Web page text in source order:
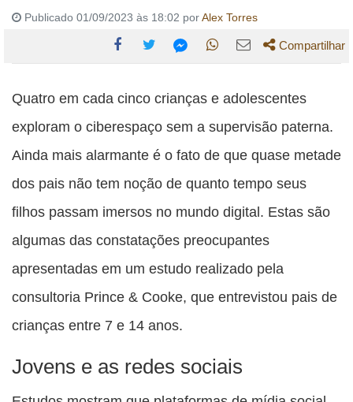
Publicado 01/09/2023 às 18:02 porAlex Torres
esta esta esta
publicação
esta
publicação
WhatsApp
esta
publicação
Email
Compartilhar
Quatro em cada cinco crianças e adolescentes
exploram o ciberespaço sem a supervisão paterna.
Ainda mais alarmante é o fato de que quase metade
dos pais não tem noção de quanto tempo seus
filhos passam imersos no mundo digital. Estas são
algumas das constatações preocupantes
apresentadas em um estudo realizado pela
consultoria Prince & Cooke, que entrevistou pais de
crianças entre 7 e 14 anos.
Jovens e as redes sociais